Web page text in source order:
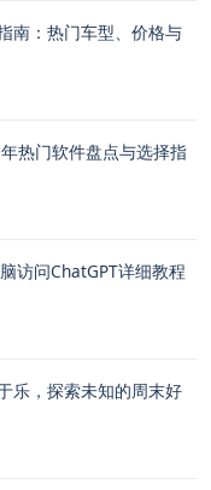
南：热门车型、价格与
热门软件盘点与选择指
访问ChatGPT详细教程
乐，探索未知的周末好